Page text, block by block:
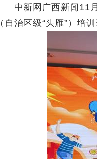
中新网广西新闻11月
（自治区级“头雁”）培